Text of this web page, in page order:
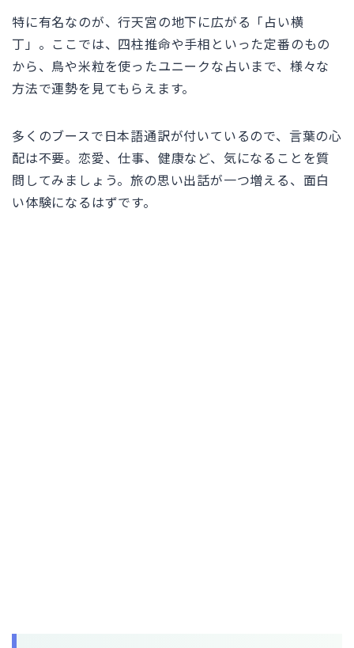
特に有名なのが、行天宮の地下に広がる「占い横
丁」。ここでは、四柱推命や手相といった定番のもの
から、鳥や米粒を使ったユニークな占いまで、様々な
方法で運勢を見てもらえます。
多くのブースで日本語通訳が付いているので、言葉の心
配は不要。恋愛、仕事、健康など、気になることを質
問してみましょう。旅の思い出話が一つ増える、面白
い体験になるはずです。